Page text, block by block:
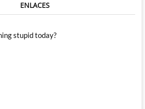
ENLACES
stupid today?